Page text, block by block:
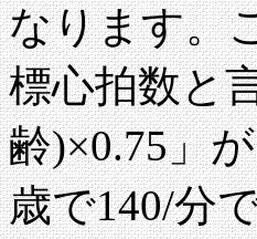
なります。
標心拍数と
齢)×0.75」
歳で140/分